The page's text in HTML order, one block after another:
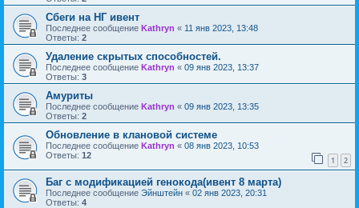
Сбеги на НГ ивент
Последнее сообщение Kathryn « 11 янв 2023, 13:48
Ответы: 2
Удаление скрытых способностей.
Последнее сообщение Kathryn « 09 янв 2023, 13:37
Ответы: 3
Амуриты
Последнее сообщение Kathryn « 09 янв 2023, 13:35
Ответы: 2
Обновление в клановой системе
Последнее сообщение Kathryn « 08 янв 2023, 10:53
Ответы: 12 1 2
Баг с модификацией генокода(ивент 8 марта)
Последнее сообщение Эйнштейн « 02 янв 2023, 20:31
Ответы: 4